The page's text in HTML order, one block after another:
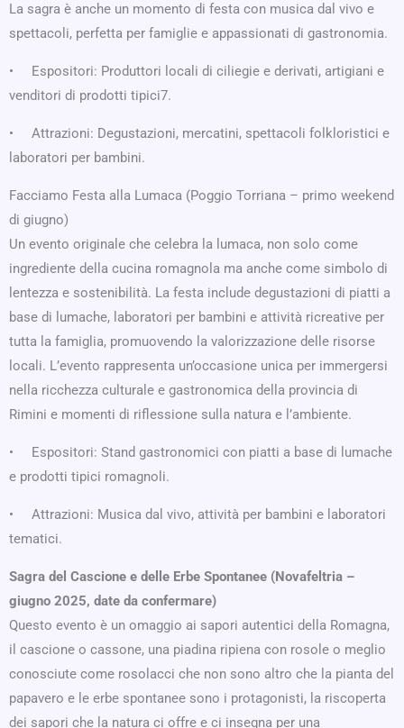
La sagra è anche un momento di festa con musica dal vivo e
spettacoli, perfetta per famiglie e appassionati di gastronomia.
• Espositori: Produttori locali di ciliegie e derivati, artigiani e
venditori di prodotti tipici7.
• Attrazioni: Degustazioni, mercatini, spettacoli folkloristici e
laboratori per bambini.
Facciamo Festa alla Lumaca (Poggio Torriana – primo weekend
di giugno)
Un evento originale che celebra la lumaca, non solo come
ingrediente della cucina romagnola ma anche come simbolo di
lentezza e sostenibilità. La festa include degustazioni di piatti a
base di lumache, laboratori per bambini e attività ricreative per
tutta la famiglia, promuovendo la valorizzazione delle risorse
locali. L’evento rappresenta un’occasione unica per immergersi
nella ricchezza culturale e gastronomica della provincia di
Rimini e momenti di riflessione sulla natura e l’ambiente.
• Espositori: Stand gastronomici con piatti a base di lumache
e prodotti tipici romagnoli.
• Attrazioni: Musica dal vivo, attività per bambini e laboratori
tematici.
Sagra del Cascione e delle Erbe Spontanee (Novafeltria –
giugno 2025, date da confermare)
Questo evento è un omaggio ai sapori autentici della Romagna,
il cascione o cassone, una piadina ripiena con rosole o meglio
conosciute come rosolacci che non sono altro che la pianta del
papavero e le erbe spontanee sono i protagonisti, la riscoperta
dei sapori che la natura ci offre e ci insegna per una